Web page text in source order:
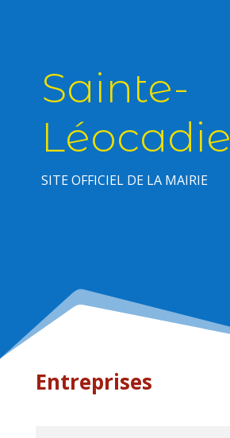
Sainte-
Léocadie
SITE OFFICIEL DE LA MAIRIE
Entreprises